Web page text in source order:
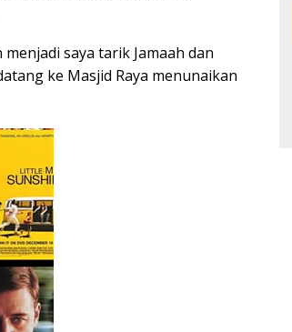
saya tarik Jamaah dan
ke Masjid Raya menunaikan